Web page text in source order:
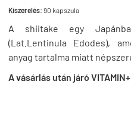
Kiszerelés: 90 kapszula
A shiitake egy
(Lat.Lentinula Edodes),
anyag tartalma miatt
A vásárlás után járó